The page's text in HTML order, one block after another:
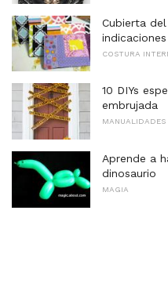
Cubierta
COSTURA
10 DIYs
embrujada
MANUALIDADES
Aprende a
dinosaurio
MAGIA